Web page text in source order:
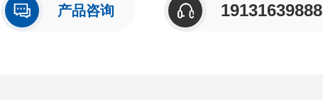
产品咨询 19131639888